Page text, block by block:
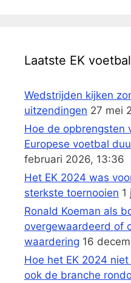
Laatste EK
Wedstrijden kijken
uitzendingen 27 mei
Hoe de opbrengsten
Europese voetbal
februari 2026, 13:36
Het EK 2024 was
sterkste toernooien 1
Ronald Koeman als
overgewaardeerd of
waardering 16
Hoe het EK 2024
ook de branche